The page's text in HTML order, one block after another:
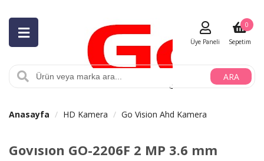
ARA
Üye Paneli Sepetim
0
Anasayfa HD Kamera Go Vision Ahd Kamera
Govısıon GO-2206F 2 MP 3.6 mm